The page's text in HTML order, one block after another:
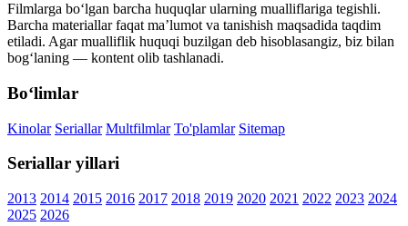
Filmlarga bo‘lgan barcha huquqlar ularning mualliflariga tegishli.
Barcha materiallar faqat ma’lumot va tanishish maqsadida taqdim
etiladi. Agar mualliflik huquqi buzilgan deb hisoblasangiz, biz bilan
bog‘laning — kontent olib tashlanadi.
Bo‘limlar
Kinolar Seriallar Multfilmlar To'plamlar Sitemap
Seriallar yillari
2013 2014 2015 2016 2017 2018 2019 2020 2021 2022 2023 2024
2025 2026